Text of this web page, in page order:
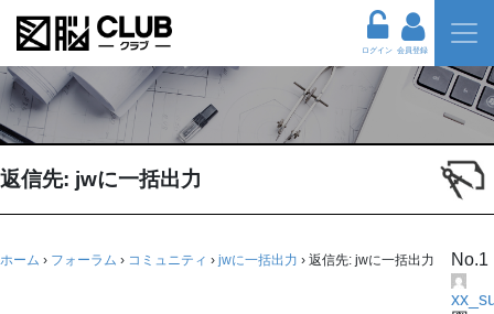
ログイン 会員登録
返信先: jwに一括出力
ホーム › フォーラム › コミュニティ › jwに一括出力 › 返信先: jwに一括出力 No.1